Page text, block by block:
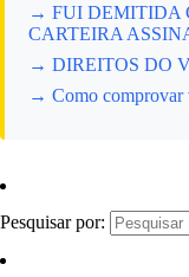
→ FUI DEMITIDA
CARTEIRA
→ DIREITOS DO
→ Como comprovar
Pesquisar por: